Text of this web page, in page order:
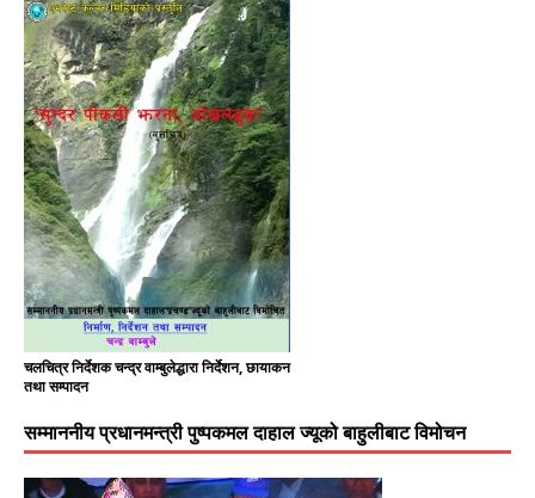
चलचित्र निर्देशक चन्द्र वाम्बुलेद्धारा निर्देशन, छायाकन
तथा सम्पादन
सम्माननीय प्रधानमन्त्री पुष्पकमल दाहाल ज्यूको बाहुलीबाट विमोचन